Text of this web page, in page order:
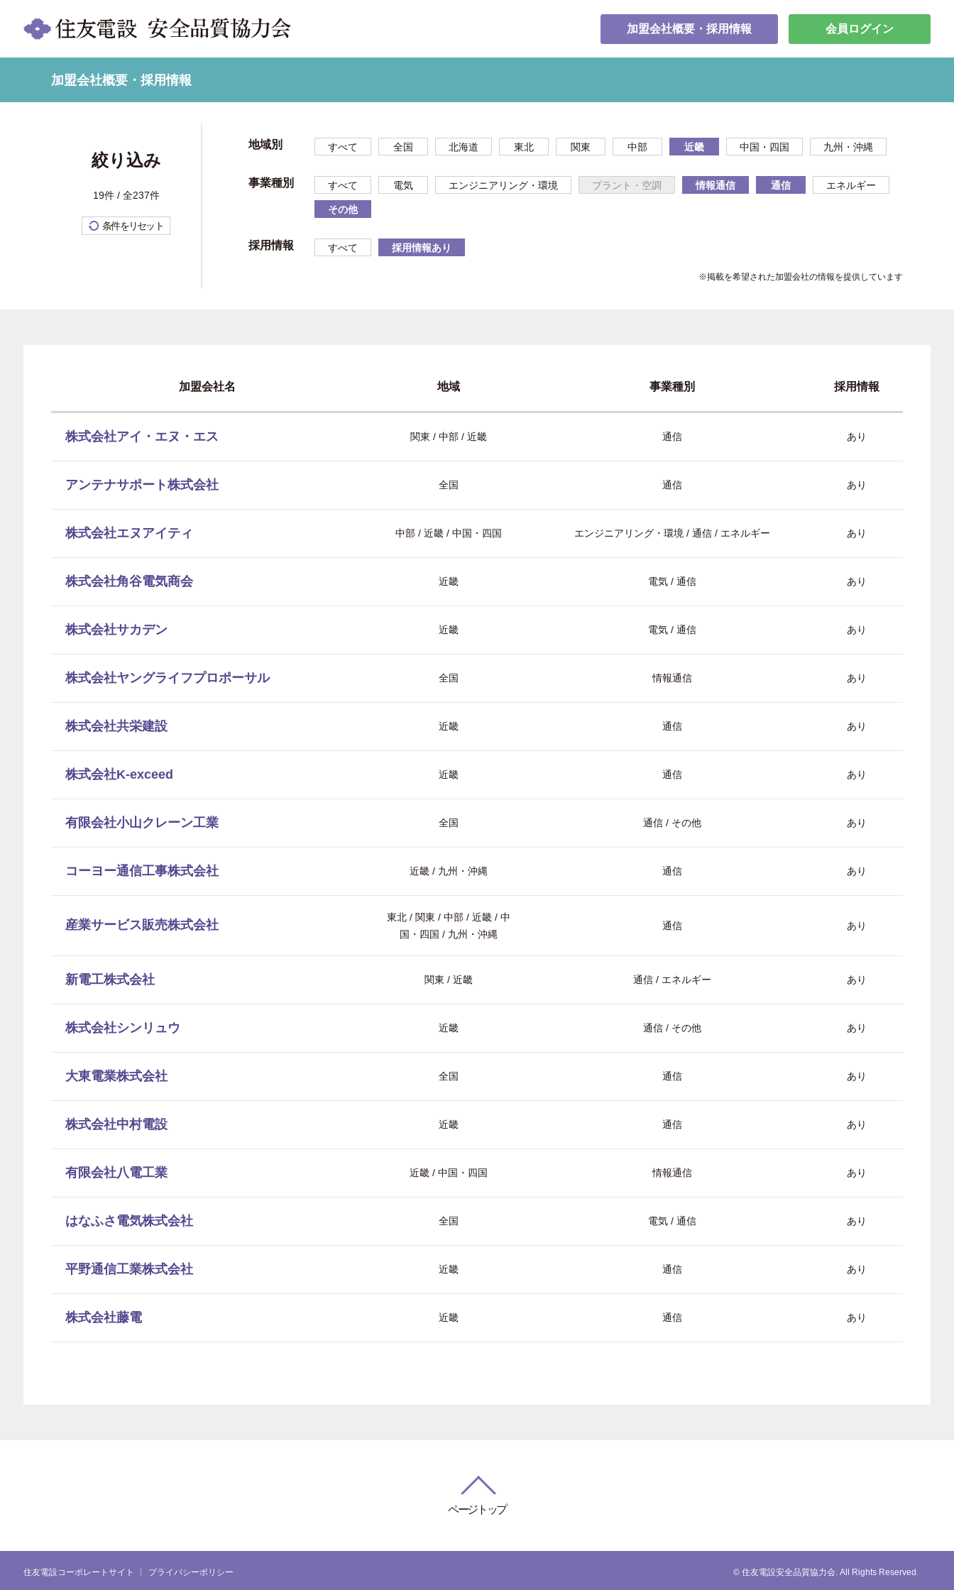
加盟会社概要・採用情報 会員ログイン
加盟会社概要・採用情報
絞り込み
19件 / 全237件
条件をリセット
地域別 すべて 全国 北海道 東北 関東 中部 近畿 中国・四国 九州・沖縄
事業種別 すべて 電気 エンジニアリング・環境 プラント・空調 情報通信 通信 エネルギー
その他
採用情報 すべて 採用情報あり
※掲載を希望された加盟会社の情報を提供しています
加盟会社名 地域 事業種別 採用情報
株式会社アイ・エヌ・エス 関東 / 中部 / 近畿 通信 あり
アンテナサポート株式会社 全国 通信 あり
株式会社エヌアイティ 中部 / 近畿 / 中国・四国 エンジニアリング・環境 / 通信 / エネルギー あり
株式会社角谷電気商会 近畿 電気 / 通信 あり
株式会社サカデン 近畿 電気 / 通信 あり
株式会社ヤングライフプロポーサル 全国 情報通信 あり
株式会社共栄建設 近畿 通信 あり
株式会社K-exceed 近畿 通信 あり
有限会社小山クレーン工業 全国 通信 / その他 あり
コーヨー通信工事株式会社 近畿 / 九州・沖縄 通信 あり
産業サービス販売株式会社
東北 / 関東 / 中部 / 近畿 / 中
国・四国 / 九州・沖縄
通信 あり
新電工株式会社 関東 / 近畿 通信 / エネルギー あり
株式会社シンリュウ 近畿 通信 / その他 あり
大東電業株式会社 全国 通信 あり
株式会社中村電設 近畿 通信 あり
有限会社八電工業 近畿 / 中国・四国 情報通信 あり
はなふさ電気株式会社 全国 電気 / 通信 あり
平野通信工業株式会社 近畿 通信 あり
株式会社藤電 近畿 通信 あり
ページトップ
住友電設コーポレートサイト プライバシーポリシー © 住友電設安全品質協力会. All Rights Reserved.